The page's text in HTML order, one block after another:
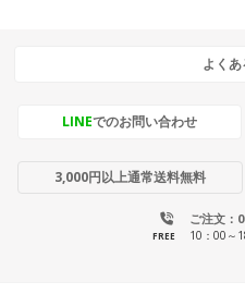
よく
LINEでのお問い合わせ
3,000円以上通常送料無料
ご注文：
FREE 10：00～